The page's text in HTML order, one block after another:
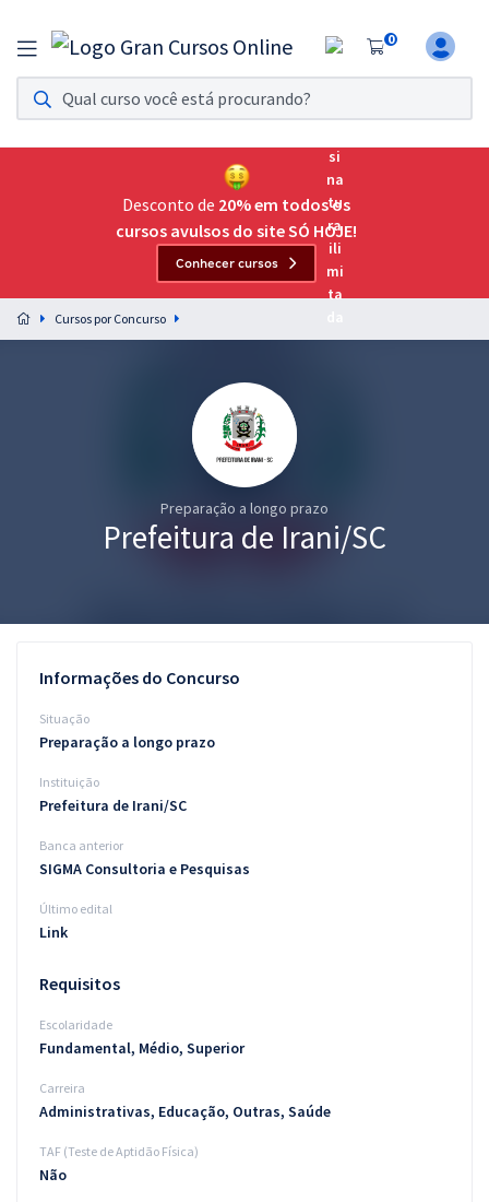
0
Assinatura Ilimitada 11
Acesso a todos os cursos. Teste grátis por 7 dias!
Assinatura OAB Até Passar
Acesso ilimitado a toda preparação para o Exame da
Preparação completa e intensiva para as principais
residências em saúde do Brasil
Questões grátis
Blog
Aprovados
Atendimento
Desconto de 20% em todos os
cursos avulsos do site SÓ HOJE!
Conhecer cursos
Cursos por Concurso
Preparação a longo prazo
Prefeitura de Irani/SC
Informações do Concurso
Situação
Preparação a longo prazo
Instituição
Prefeitura de Irani/SC
Banca anterior
SIGMA Consultoria e Pesquisas
Último edital
Link
Requisitos
Escolaridade
Fundamental, Médio, Superior
Carreira
Administrativas, Educação, Outras, Saúde
TAF (Teste de Aptidão Física)
Não